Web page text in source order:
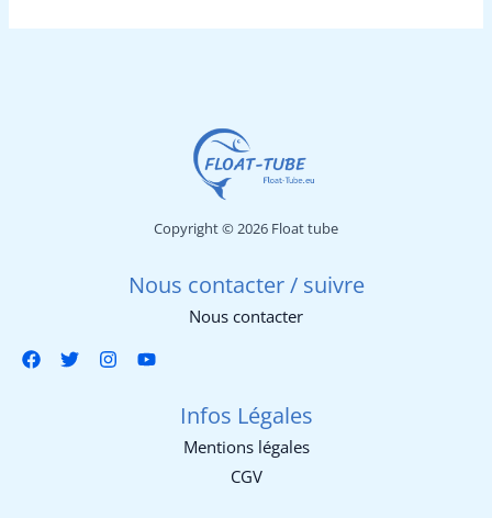
Copyright © 2026 Float tube
Nous contacter / suivre
Nous contacter
Infos Légales
Mentions légales
CGV